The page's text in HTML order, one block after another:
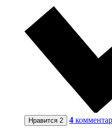
Нравится 2 4